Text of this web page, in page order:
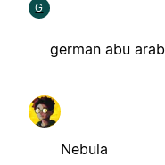
G
german abu arab
Nebula